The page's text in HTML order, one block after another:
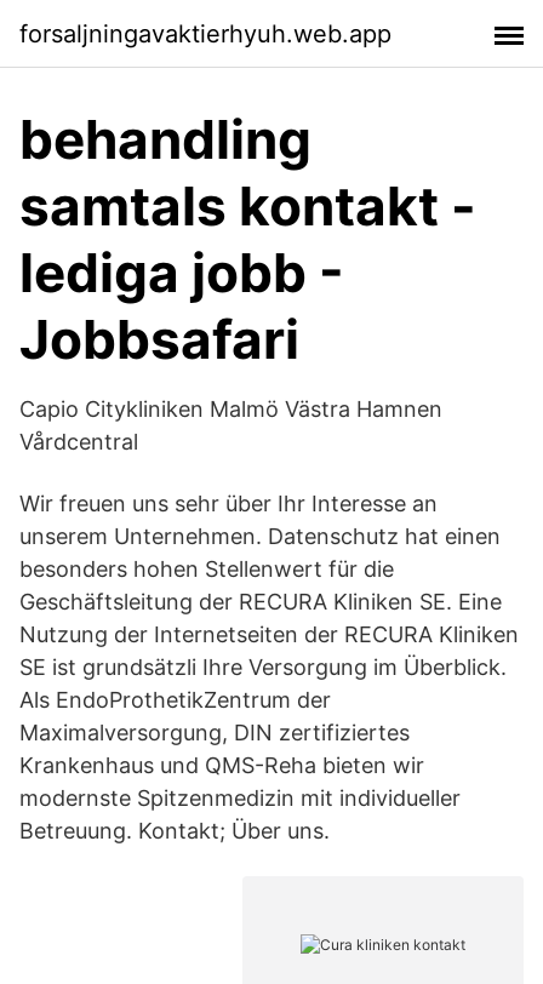
forsaljningavaktierhyuh.web.app
behandling
samtals kontakt -
lediga jobb -
Jobbsafari
Capio Citykliniken Malmö Västra Hamnen
Vårdcentral
Wir freuen uns sehr über Ihr Interesse an
unserem Unternehmen. Datenschutz hat einen
besonders hohen Stellenwert für die
Geschäftsleitung der RECURA Kliniken SE. Eine
Nutzung der Internetseiten der RECURA Kliniken
SE ist grundsätzli Ihre Versorgung im Überblick.
Als EndoProthetikZentrum der
Maximalversorgung, DIN zertifiziertes
Krankenhaus und QMS-Reha bieten wir
modernste Spitzenmedizin mit individueller
Betreuung. Kontakt; Über uns.